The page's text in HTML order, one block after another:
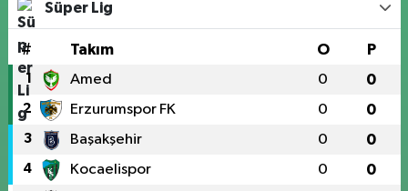
Süper Lig
# Takım O P
1 Amed 0 0
2 Erzurumspor FK 0 0
3 Başakşehir 0 0
4 Kocaelispor 0 0